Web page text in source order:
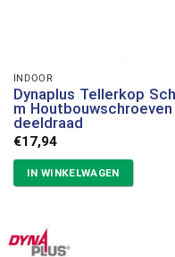
INDOOR
Dynaplus Tellerkop
m
deeldraad
€17,94
IN WINKELWAGEN